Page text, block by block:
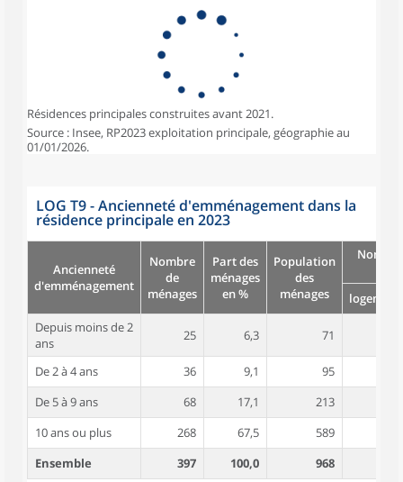
Résidences principales construites avant 2021.
Source : Insee, RP2023 exploitation principale, géographie au
01/01/2026.
LOG T9 - Ancienneté d'emménagement dans la
résidence principale en 2023
Ancienneté
d'emménagement
Nombre
de
ménages
Part des
ménages
en %
Population
des
ménages
logement
Depuis moins de 2
ans
25 6,3 71
De 2 à 4 ans 36 9,1 95
De 5 à 9 ans
68 17,1 213
10 ans ou plus
268 67,5 589
Ensemble
397 100,0 968